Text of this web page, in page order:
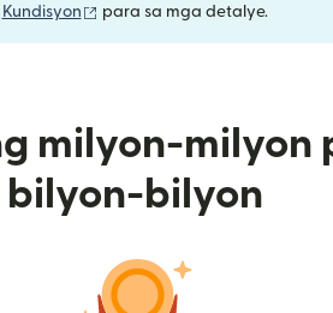
Kundisyon
(bubukas sa bagong window)
para sa mga detalye.
milyon-milyon
bilyon-bilyon